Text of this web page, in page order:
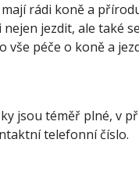
rádi koně a
jezdit, ale také
vše péče o koně a
jsou téměř plné, v
telefonní číslo.